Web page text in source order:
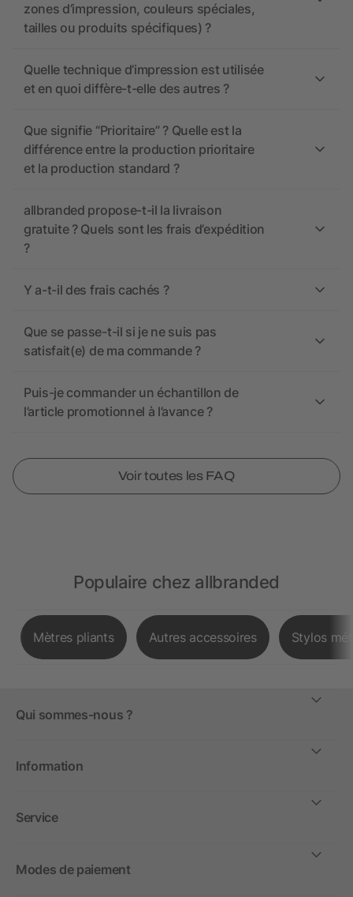
zones d’impression, couleurs spéciales,
tailles ou produits spécifiques) ?
Quelle technique d’impression est utilisée
et en quoi diffère-t-elle des autres ?
Que signifie “Prioritaire” ? Quelle est la
différence entre la production prioritaire
et la production standard ?
allbranded propose-t-il la livraison
gratuite ? Quels sont les frais d’expédition
?
Y a-t-il des frais cachés ?
Que se passe-t-il si je ne suis pas
satisfait(e) de ma commande ?
Puis-je commander un échantillon de
l’article promotionnel à l’avance ?
Voir toutes les FAQ
Populaire chez allbranded
Mètres pliants Autres accessoires Stylos
Qui sommes-nous ?
Information
Service
Modes de paiement